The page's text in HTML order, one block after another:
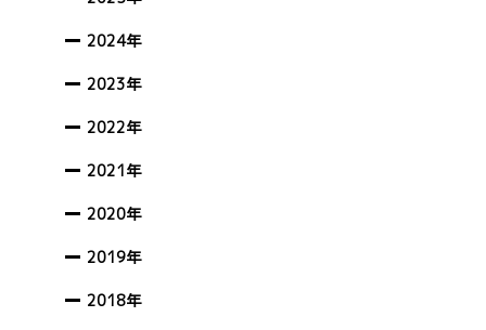
2024年
2023年
2022年
2021年
2020年
2019年
2018年